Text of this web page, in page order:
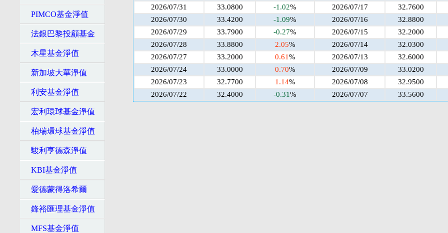
PIMCO基金淨值
法銀巴黎投顧基金
木星基金淨值
新加坡大華淨值
利安基金淨值
宏利環球基金淨值
柏瑞環球基金淨值
駿利亨德森淨值
KBI基金淨值
愛德蒙得洛希爾
鋒裕匯理基金淨值
MFS基金淨值
2026/07/31
33.0800 -1.02% 2026/07/17
32.7600
2026/07/30
33.4200 -1.09% 2026/07/16
32.8800
2026/07/29
33.7900 -0.27% 2026/07/15
32.2000
2026/07/28
33.8800 2.05% 2026/07/14
32.0300
2026/07/27
33.2000 0.61% 2026/07/13
32.6000
2026/07/24
33.0000 0.70% 2026/07/09
33.0200
2026/07/23
32.7700 1.14% 2026/07/08
32.9500
2026/07/22
32.4000 -0.31% 2026/07/07 33.5600